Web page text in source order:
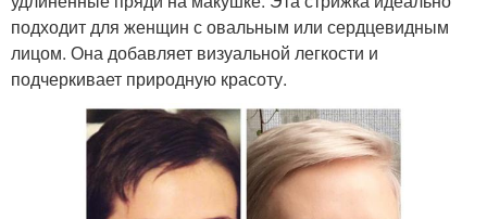
подходит для женщин с овальным или сердцевидным
лицом. Она добавляет визуальной легкости и
подчеркивает природную красоту.